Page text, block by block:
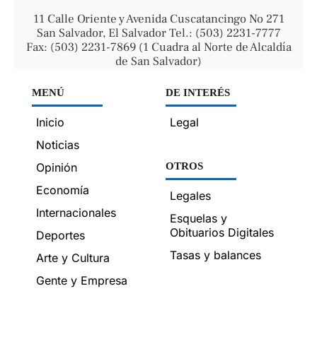
11 Calle Oriente y Avenida Cuscatancingo No 271
San Salvador, El Salvador Tel.: (503) 2231-7777
Fax: (503) 2231-7869 (1 Cuadra al Norte de Alcaldía
de San Salvador)
MENÚ
Inicio
Noticias
Opinión
Economía
Internacionales
Deportes
Arte y Cultura
Gente y Empresa
DE INTERÉS
Legal
OTROS
Legales
Esquelas y
Obituarios Digitales
Tasas y balances